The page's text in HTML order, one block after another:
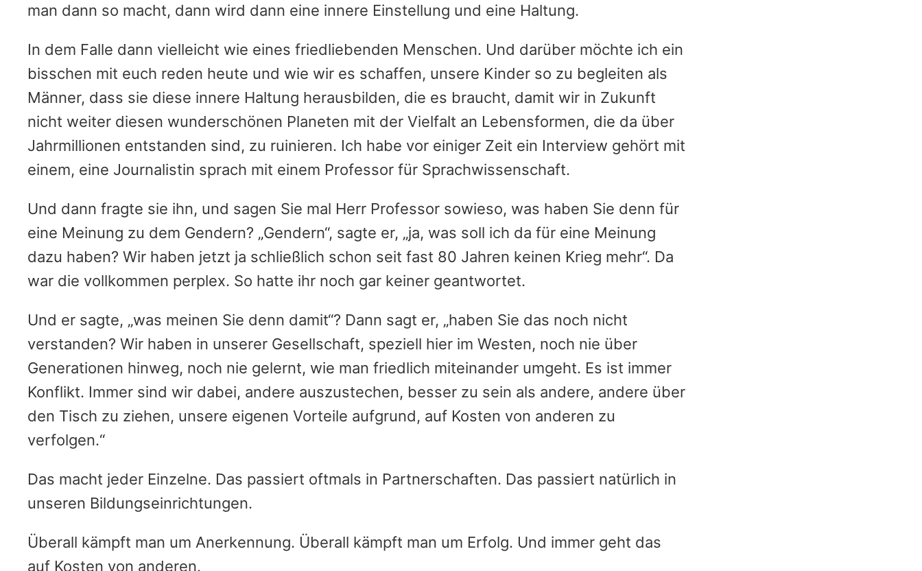
man dann so macht, dann wird dann eine innere Einstellung und eine Haltung.
In dem Falle dann vielleicht wie eines friedliebenden Menschen. Und darüber möchte ich ein
bisschen mit euch reden heute und wie wir es schaffen, unsere Kinder so zu begleiten als
Männer, dass sie diese innere Haltung herausbilden, die es braucht, damit wir in Zukunft
nicht weiter diesen wunderschönen Planeten mit der Vielfalt an Lebensformen, die da über
Jahrmillionen entstanden sind, zu ruinieren. Ich habe vor einiger Zeit ein Interview gehört mit
einem, eine Journalistin sprach mit einem Professor für Sprachwissenschaft.
Und dann fragte sie ihn, und sagen Sie mal Herr Professor sowieso, was haben Sie denn für
eine Meinung zu dem Gendern? „Gendern“, sagte er, „ja, was soll ich da für eine Meinung
dazu haben? Wir haben jetzt ja schließlich schon seit fast 80 Jahren keinen Krieg mehr“. Da
war die vollkommen perplex. So hatte ihr noch gar keiner geantwortet.
Und er sagte, „was meinen Sie denn damit“? Dann sagt er, „haben Sie das noch nicht
verstanden? Wir haben in unserer Gesellschaft, speziell hier im Westen, noch nie über
Generationen hinweg, noch nie gelernt, wie man friedlich miteinander umgeht. Es ist immer
Konflikt. Immer sind wir dabei, andere auszustechen, besser zu sein als andere, andere über
den Tisch zu ziehen, unsere eigenen Vorteile aufgrund, auf Kosten von anderen zu
verfolgen.“
Das macht jeder Einzelne. Das passiert oftmals in Partnerschaften. Das passiert natürlich in
unseren Bildungseinrichtungen.
Überall kämpft man um Anerkennung. Überall kämpft man um Erfolg. Und immer geht das
auf Kosten von anderen.